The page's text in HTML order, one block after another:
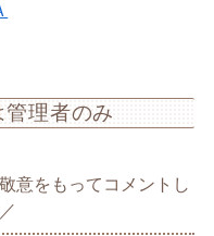
理者のみ
意をもってコメントし